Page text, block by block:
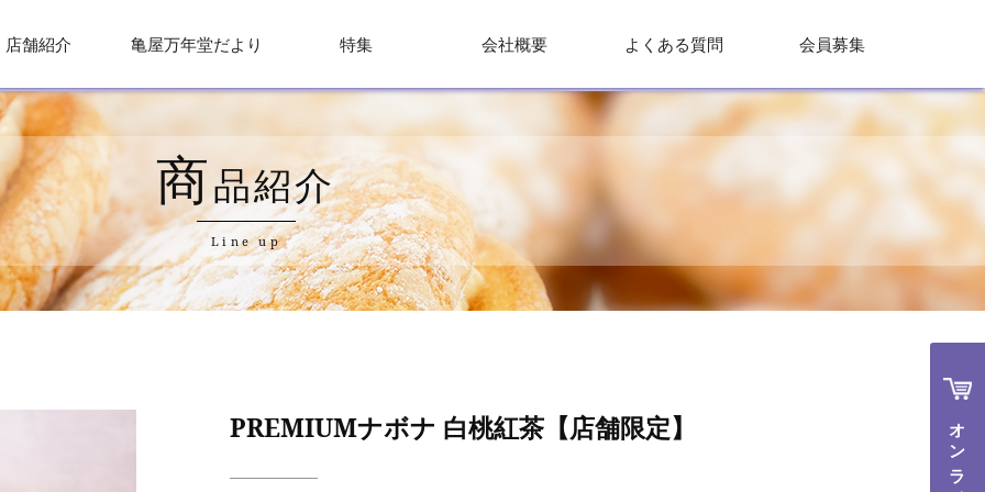
店舗紹介 亀屋万年堂だより 特集 会社概要 よくある質問 会員募集
商品紹介
Line up
PREMIUMナボナ 白桃紅茶【店舗限定】